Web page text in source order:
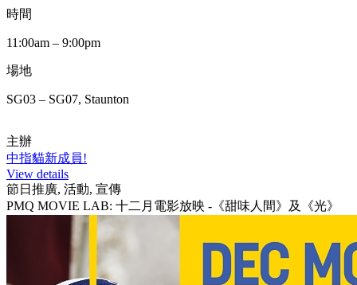
時間
11:00am – 9:00pm
場地
SG03 – SG07, Staunton
主辦
中指貓新成員!
View details
節日推廣, 活動, 宣傳
PMQ MOVIE LAB: 十二月電影放映 -《甜味人間》及《光》